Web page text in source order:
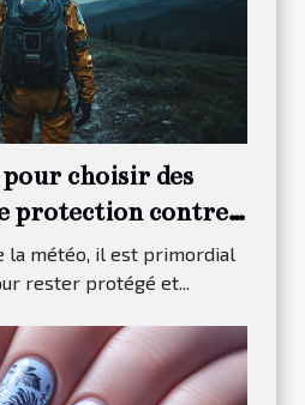
choisir des
protection contre
la météo, il est primordial
rester protégé et...